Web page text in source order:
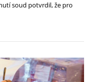
soud potvrdil, že pro